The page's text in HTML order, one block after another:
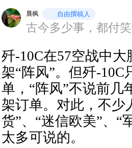
晨枫 自由撰稿人
古今多少事，都付
歼-10C在57空战中
架“阵风”。但歼-
单，“阵风”不说前几
架订单。对此，不少
货”、“迷信欧美”、“
太多可说的。